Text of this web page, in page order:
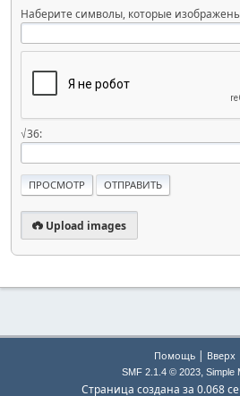
Наберите символы, которые
√36:
Upload images
Помощь| Вверх
SMF 2.1.4 © 2023, Simple
Страница создана за 0.068